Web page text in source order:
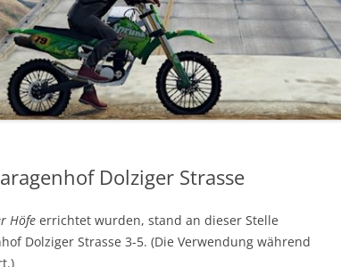
Dolziger Strasse
Höfe errichtet wurden, stand an dieser Stelle
Dolziger Strasse 3-5. (Die Verwendung während